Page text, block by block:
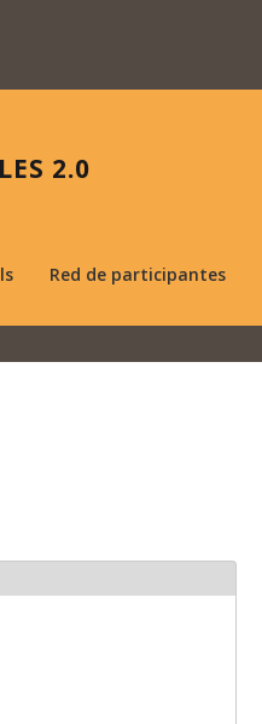
2.0
Red de participantes